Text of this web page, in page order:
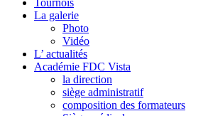
Tournois
La galerie
Photo
Vidéo
L’ actualités
Académie FDC Vista
la direction
siège administratif
composition des formateurs